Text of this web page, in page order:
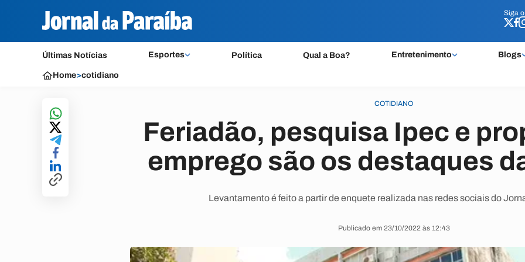
Siga o
Últimas Notícias Esportes Política Qual a Boa? Entretenimento Blogs
Siga o
Home>cotidiano
COTIDIANO
Feriadão, pesquisa Ipec e
emprego são os destaques
Levantamento é feito a partir de enquete realizada nas redes sociais do
Publicado em 23/10/2022 às 12:43